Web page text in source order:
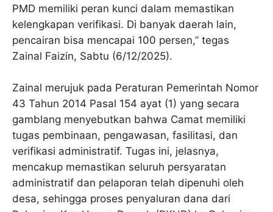
PMD memiliki peran kunci dalam memastikan
kelengkapan verifikasi. Di banyak daerah lain,
pencairan bisa mencapai 100 persen,” tegas
Zainal Faizin, Sabtu (6/12/2025).
Zainal merujuk pada Peraturan Pemerintah Nomor
43 Tahun 2014 Pasal 154 ayat (1) yang secara
gamblang menyebutkan bahwa Camat memiliki
tugas pembinaan, pengawasan, fasilitasi, dan
verifikasi administratif. Tugas ini, jelasnya,
mencakup memastikan seluruh persyaratan
administratif dan pelaporan telah dipenuhi oleh
desa, sehingga proses penyaluran dana dari